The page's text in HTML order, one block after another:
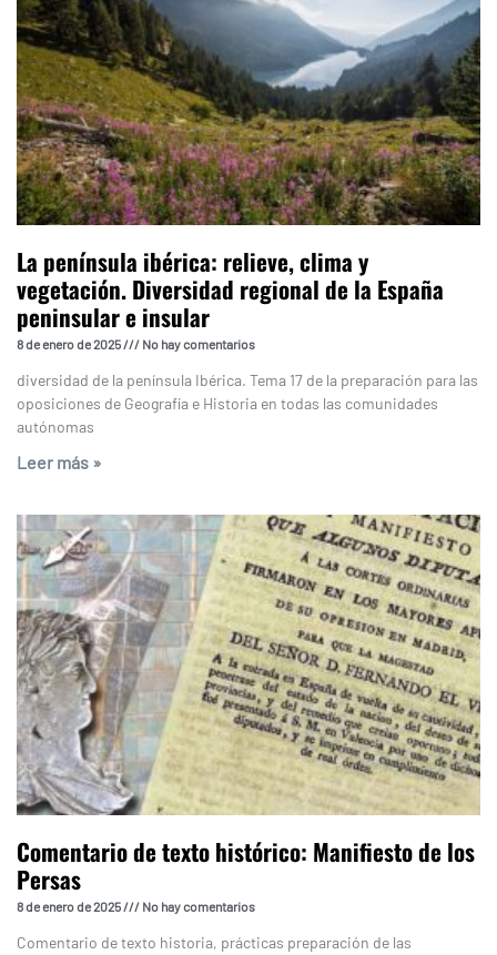
La península ibérica: relieve, clima y
vegetación. Diversidad regional de la España
peninsular e insular
8 de enero de 2025 No hay comentarios
diversidad de la península Ibérica. Tema 17 de la preparación para las
oposiciones de Geografía e Historia en todas las comunidades
autónomas
Leer más »
Comentario de texto histórico: Manifiesto de los
Persas
8 de enero de 2025 No hay comentarios
Comentario de texto historia, prácticas preparación de las